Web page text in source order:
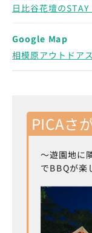
日比谷花壇のSTAY
Google Map
相模原アウトドア
PICAさ
～遊園地に
でBBQが楽